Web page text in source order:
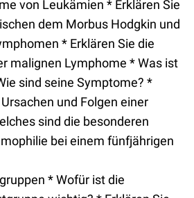
von Leukämien * Erklären Sie
dem Morbus Hodgkin und
* Erklären Sie die
malignen Lymphome * Was ist
sind seine Symptome? *
und Folgen einer
sind die besonderen
bei einem fünfjährigen
* Wofür ist die